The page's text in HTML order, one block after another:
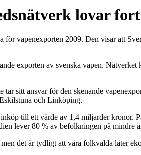
lovar
vapenexporten 2009. Den visar att
exporten av svenska vapen.
tar sitt ansvar för den skenande
och Linköping.
till ett värde av 1,4 miljarder kronor.
lever 80 % av befolkningen på mindre
det är tydligt att våra folkvalda låter